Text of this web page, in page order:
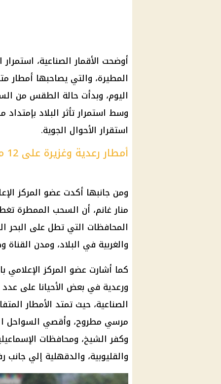
أوضحت الأقمار الصناعية،
اليوم، وبدأت حالة الطقس من
وسط استمرار تأثر البلاد
استقرار الأحوال الجوية.
أمطار رعدية وغزيرة على 12 محافظة
ومن جانبها أكدت عضو المركز
منار غانم، أن السحب الممطرة
المحافظات التي تطل على البحر
والغربية في البلاد، ومدن
كما أشارت عضو المركز الإعلامي
ورعدية في بعض الأحيانا على
مرسي مطروح، وأقصي السواحل
وكفر الشيخ، ومحافظات
والقليوبية، والدقهلية إلي